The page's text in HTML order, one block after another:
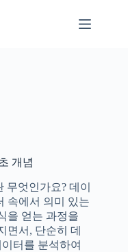
개념
엇인가요? 데이
속에서 의미 있는
을 얻는 과정을
면서, 단순히 데
터를 분석하여